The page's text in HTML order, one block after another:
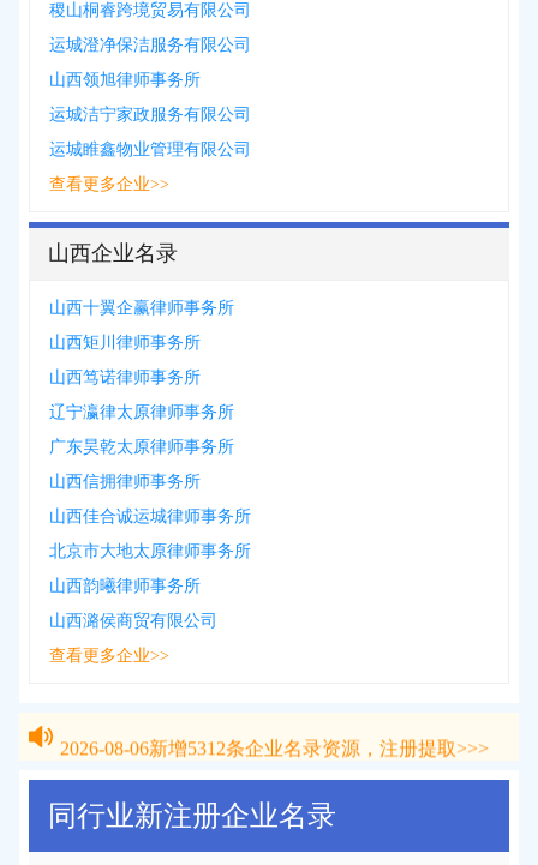
稷山桐睿跨境贸易有限公司
运城澄净保洁服务有限公司
山西领旭律师事务所
运城洁宁家政服务有限公司
运城睢鑫物业管理有限公司
查看更多企业>>
山西企业名录
山西十翼企赢律师事务所
山西矩川律师事务所
山西笃诺律师事务所
辽宁瀛律太原律师事务所
广东昊乾太原律师事务所
山西信拥律师事务所
山西佳合诚运城律师事务所
北京市大地太原律师事务所
山西韵曦律师事务所
山西潞侯商贸有限公司
查看更多企业>>
新增 条企业名录资源，注册提取>>>
2026-08-06新增5312条企业名录资源，注册提取>>>
同行业新注册企业名录